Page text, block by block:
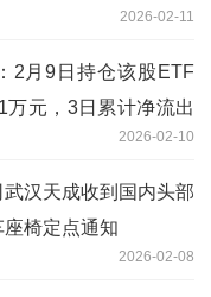
2026-02-11
2月9日持仓该股ETF
万元，3日累计净流出
2026-02-10
汉天成收到国内头部
椅定点通知
2026-02-08